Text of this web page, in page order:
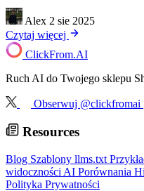
Alex 2 sie 2025
Czytaj więcej
ClickFrom.AI
Ruch AI do Twojego sklepu
Obserwuj @clickfromai
Resources
Blog Szablony llms.txt
widoczności AI Porównania
Polityka Prywatności